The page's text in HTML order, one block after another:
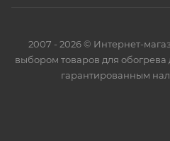
2007 - 2026 © Интернет-
выбором товаров для
гарантированным